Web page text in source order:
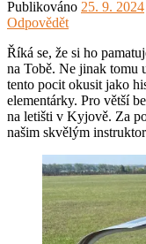
Publikováno 25. 9. 2024
Odpovědět
Říká se, že si ho
na Tobě. Ne jinak tomu
tento pocit okusit jako
elementárky. Pro větší
na letišti v Kyjově. Za
našim skvělým